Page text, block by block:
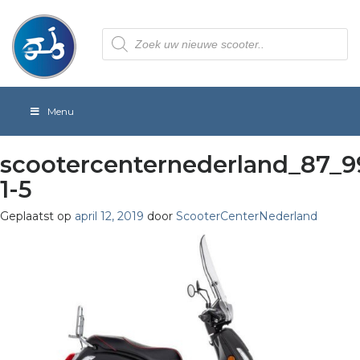
Producten
zoeken
Menu
1-5
Geplaatst op april 12, 2019 door ScooterCenterNederland